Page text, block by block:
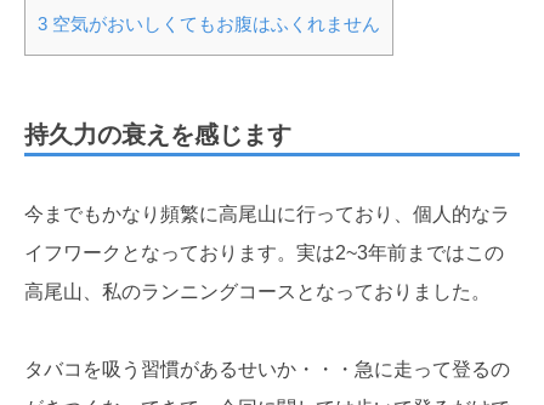
3 空気がおいしくてもお腹はふくれません
持久力の衰えを感じます
今までもかなり頻繁に高尾山に行っており、個人的なラ
イフワークとなっております。実は2~3年前まではこの
高尾山、私のランニングコースとなっておりました。
タバコを吸う習慣があるせいか・・・急に走って登るの